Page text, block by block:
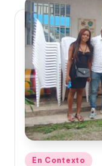
Publicado
En Contexto